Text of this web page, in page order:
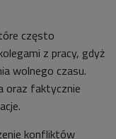
często
z pracy, gdyż
wolnego czasu.
oraz faktycznie
konfliktów